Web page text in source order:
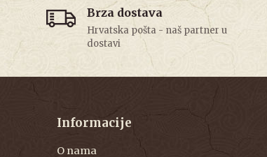
Brza dostava
Hrvatska pošta - naš partner u
dostavi
Informacije
O nama